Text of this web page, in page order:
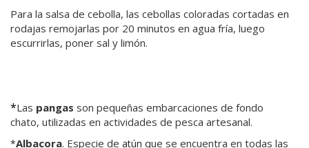
Para la salsa de cebolla, las cebollas coloradas cortadas en
rodajas remojarlas por 20 minutos en agua fría, luego
escurrirlas, poner sal y limón.
*Las pangas son pequeñas embarcaciones de fondo
chato, utilizadas en actividades de pesca artesanal.
*Albacora. Especie de atún que se encuentra en todas las